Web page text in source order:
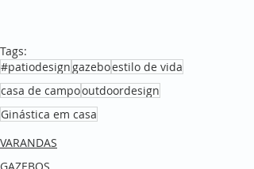
Tags:
#patiodesign gazeboestilo de vida
casa de campooutdoordesign
Ginástica em casa
VARANDAS